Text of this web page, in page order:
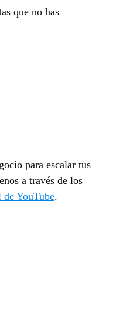
que no has
para escalar tus
a través de los
de YouTube.